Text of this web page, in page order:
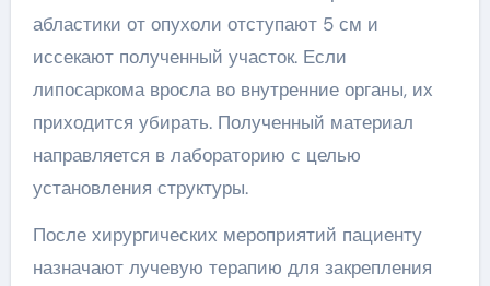
абластики от опухоли отступают 5 см и
иссекают полученный участок. Если
липосаркома вросла во внутренние органы, их
приходится убирать. Полученный материал
направляется в лабораторию с целью
установления структуры.
После хирургических мероприятий пациенту
назначают лучевую терапию для закрепления